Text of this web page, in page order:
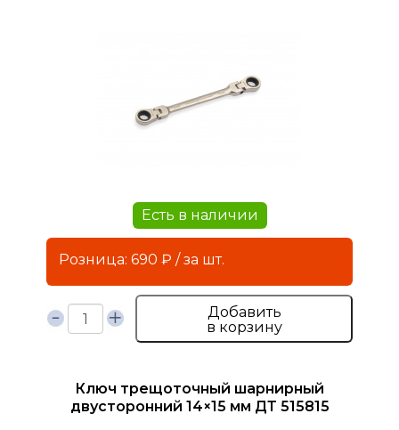
Есть в наличии
Розница: 690 ₽ / за шт.
Добавить
в корзину
Ключ трещоточный шарнирный
двусторонний 14×15 мм ДТ 515815